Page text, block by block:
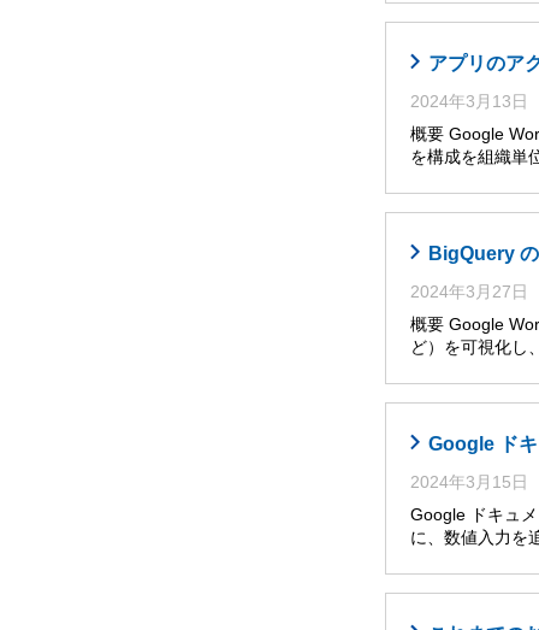
アプリのア
2024年3月13日
概要 Google
を構成を組織単
BigQuery
2024年3月27日
概要 Google
ど）を可視化し
Google ド
2024年3月15日
Google ドキュ
に、数値入力を